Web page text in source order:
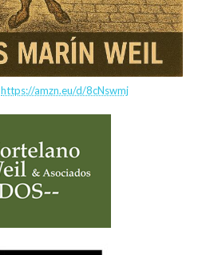
https://amzn.eu/d/8cNswmj